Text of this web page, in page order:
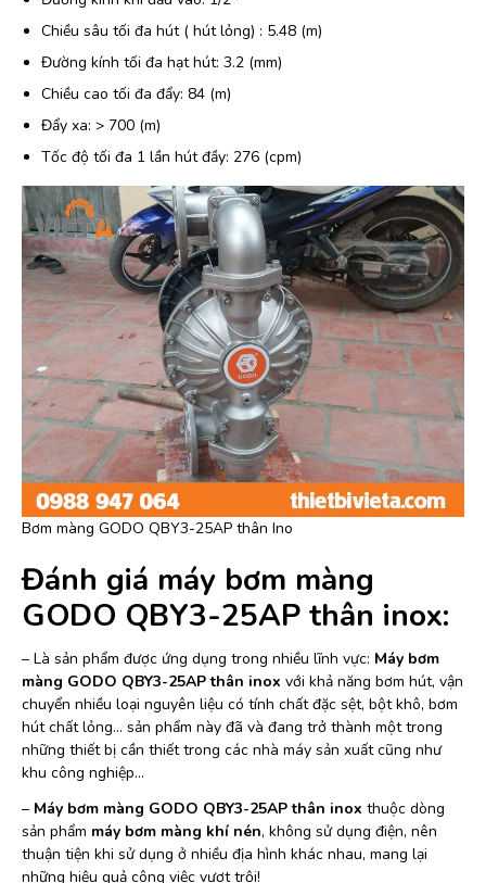
Chiều sâu tối đa hút ( hút lỏng) : 5.48 (m)
Đường kính tối đa hạt hút: 3.2 (mm)
Chiều cao tối đa đẩy: 84 (m)
Đẩy xa: > 700 (m)
Tốc độ tối đa 1 lần hút đầy: 276 (cpm)
Bơm màng GODO QBY3-25AP thân Ino
Đánh giá máy bơm màng
GODO QBY3-25AP thân inox:
– Là sản phẩm được ứng dụng trong nhiều lĩnh vực: Máy bơm
màng GODO QBY3-25AP thân inox với khả năng bơm hút, vận
chuyển nhiều loại nguyên liệu có tính chất đặc sệt, bột khô, bơm
hút chất lỏng… sản phẩm này đã và đang trở thành một trong
những thiết bị cần thiết trong các nhà máy sản xuất cũng như
khu công nghiệp…
– Máy bơm màng GODO QBY3-25AP thân inox thuộc dòng
sản phẩm máy bơm màng khí nén, không sử dụng điện, nên
thuận tiện khi sử dụng ở nhiều địa hình khác nhau, mang lại
những hiệu quả công việc vượt trội!